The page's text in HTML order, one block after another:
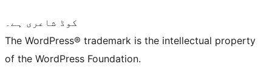
کوڈ شاعری ہے۔
The WordPress® trademark is the intellectual property
of the WordPress Foundation.